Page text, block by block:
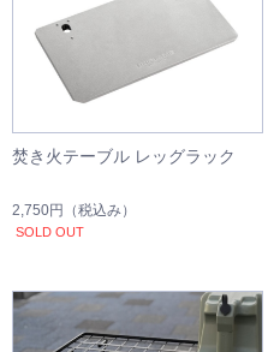
焚き火テーブル レッグラック
2,750円 （税込み）
SOLD OUT